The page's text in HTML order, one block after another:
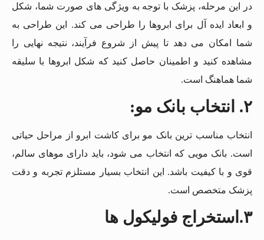
در این مرحله، پزشک با توجه به ویژگی های صورت شما، شکل
و ابعاد ایده آل برای ابروها را طراحی می کند. این طراحی به
شما امکان می دهد تا پیش از شروع فرآیند، نتیجه نهایی را
مشاهده کنید و اطمینان حاصل کنید که شکل ابروها با سلیقه
شما هماهنگ است.
۲. انتخاب بانک مو:
انتخاب مناسب ترین بانک مو برای کاشت ابرو از مراحل حیاتی
است. بانک مویی که انتخاب می شود، باید دارای موهای سالم،
قوی و با کیفیت باشد. این انتخاب بسیار مستلزم تجربه و دقت
پزشک متخصص است.
۳. استخراج فولیکول ها